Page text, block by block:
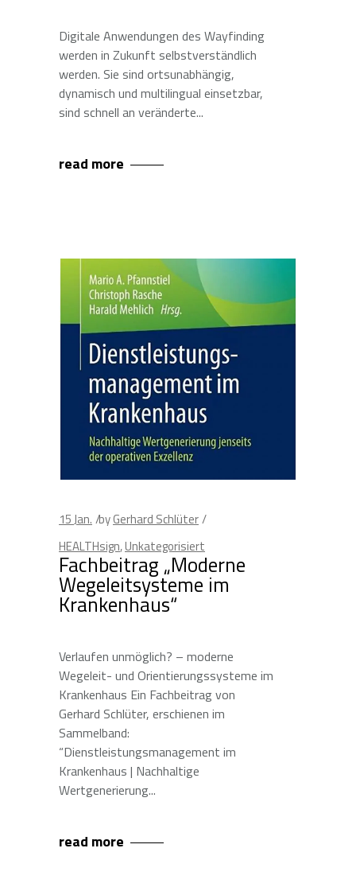
Digitale Anwendungen des Wayfinding
werden in Zukunft selbstverständlich
werden. Sie sind ortsunabhängig,
dynamisch und multilingual einsetzbar,
sind schnell an veränderte
read more
15Jan. byGerhard Schlüter
HEALTHsign,Unkategorisiert
Fachbeitrag „Moderne
Wegeleitsysteme im
Krankenhaus“
Verlaufen unmöglich? – moderne
Wegeleit- und Orientierungssysteme im
Krankenhaus Ein Fachbeitrag von
Gerhard Schlüter, erschienen im
Sammelband:
“Dienstleistungsmanagement im
Krankenhaus | Nachhaltige
Wertgenerierung
read more